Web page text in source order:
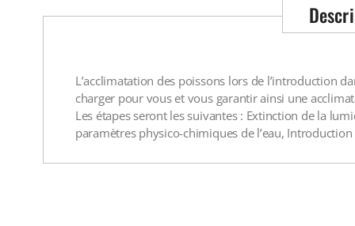
L’acclimatation des poissons lors de l’introduction
charger pour vous et vous garantir ainsi une
Les étapes seront les suivantes : Extinction de la
paramètres physico-chimiques de l’eau,